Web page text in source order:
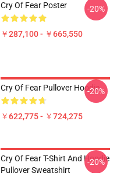
Cry Of Fear Poster
￥287,100 - ￥665,550
-20%
Cry Of Fear Pullover Hoodie
￥622,775 - ￥724,275
-20%
Cry Of Fear T-Shirt And Hoodie
Pullover Sweatshirt
-20%